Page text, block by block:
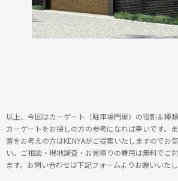
以上、今回はカーゲート（駐車場門扉）の役割＆種
カーゲートをお探しの方の参考になれば幸いです。
置をお考えの方はKENYAがご提案いたしますのでお
い。ご相談・現地調査・お見積りの費用は無料でご
ます。お問い合わせは下記フォームよりお願いいたし